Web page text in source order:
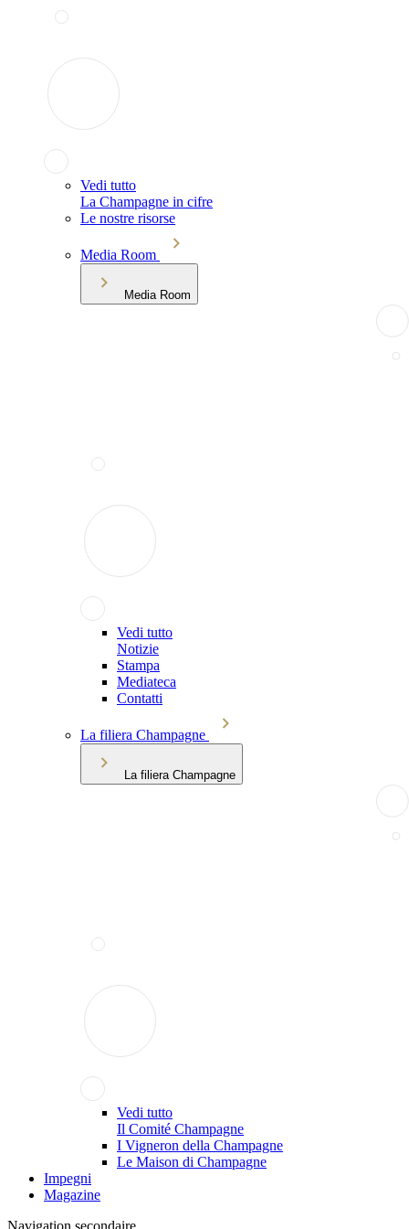
Vedi tutto
La Champagne in cifre
Le nostre risorse
Media Room
Media Room
Vedi tutto
Notizie
Stampa
Mediateca
Contatti
La filiera Champagne
La filiera Champagne
Vedi tutto
Il Comité Champagne
I Vigneron della Champagne
Le Maison di Champagne
Impegni
Magazine
Navigation secondaire